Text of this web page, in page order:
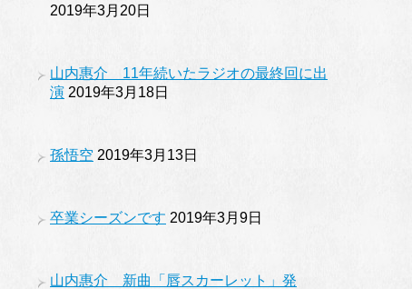
2019年3月20日
山内惠介 11年続いたラジオの最終回に出
演 2019年3月18日
孫悟空 2019年3月13日
卒業シーズンです 2019年3月9日
山内惠介 新曲「唇スカーレット」発